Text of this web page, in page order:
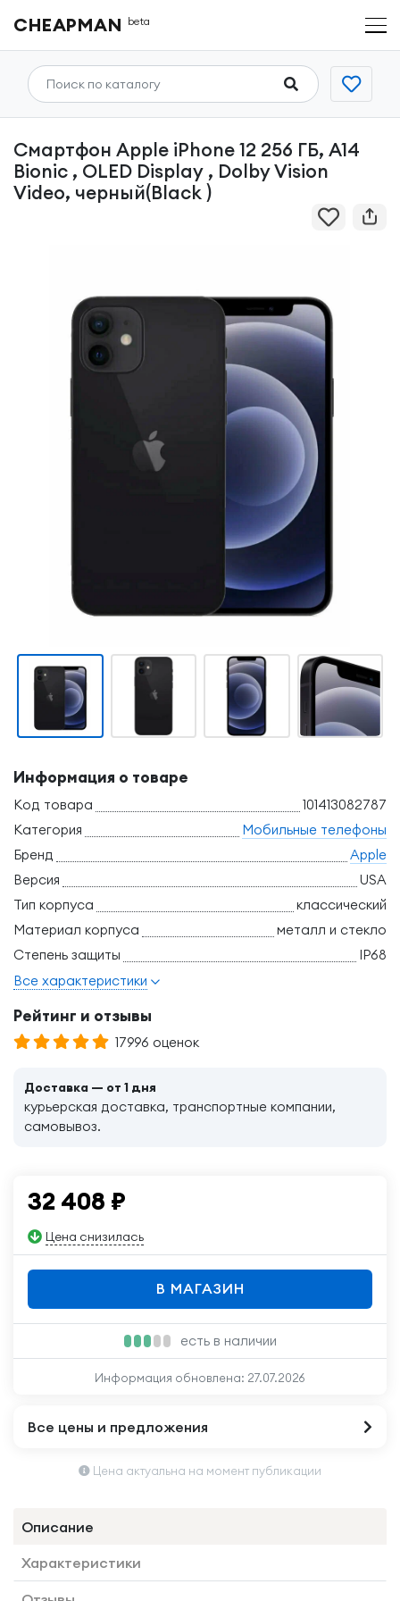
CHEAPMAN beta
Смартфон Apple iPhone 12 256 ГБ, A14
Bionic , OLED Display , Dolby Vision
Video, черный(Black )
Информация о товаре
Код товара
101413082787
Категория
Мобильные телефоны
Бренд
Apple
Версия
USA
Тип корпуса
классический
Материал корпуса
металл и стекло
Степень защиты
IP68
Все характеристики
Рейтинг и отзывы
17996 оценок
Доставка — от 1 дня
курьерская доставка, транспортные компании,
самовывоз.
32 408 ₽
Цена снизилась
В МАГАЗИН
есть в наличии
Информация обновлена: 27.07.2026
Все цены и предложения
Цена актуальна на момент публикации
Описание
Характеристики